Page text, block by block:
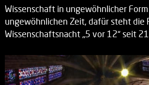
Wissenschaft in ungewöhnlicher
ungewöhnlichen Zeit, dafür steht die
Wissenschaftsnacht „5 vor 12“ seit